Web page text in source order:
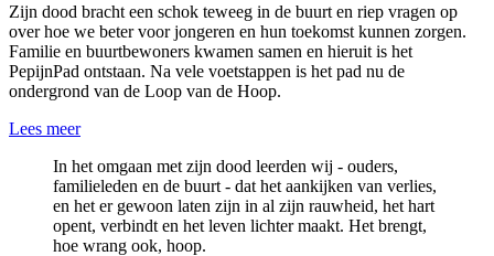
Zijn dood bracht een schok teweeg in de buurt en riep vragen op
over hoe we beter voor jongeren en hun toekomst kunnen zorgen.
Familie en buurtbewoners kwamen samen en hieruit is het
PepijnPad ontstaan. Na vele voetstappen is het pad nu de
ondergrond van de Loop van de Hoop.
Lees meer
In het omgaan met zijn dood leerden wij - ouders,
familieleden en de buurt - dat het aankijken van verlies,
en het er gewoon laten zijn in al zijn rauwheid, het hart
opent, verbindt en het leven lichter maakt. Het brengt,
hoe wrang ook, hoop.